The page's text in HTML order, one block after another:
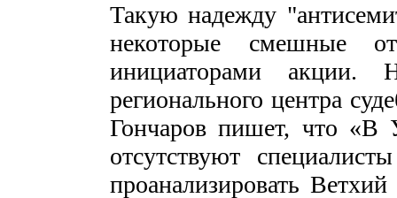
Такую надежду
некоторые смешные
инициаторами акции.
регионального центра
Гончаров пишет, что
отсутствуют
проанализировать